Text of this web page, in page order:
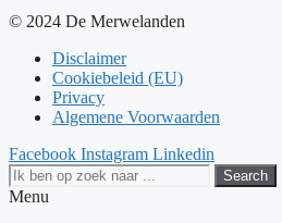
© 2024 De Merwelanden
Disclaimer
Cookiebeleid (EU)
Privacy
Algemene Voorwaarden
Facebook Instagram Linkedin
Search
Menu